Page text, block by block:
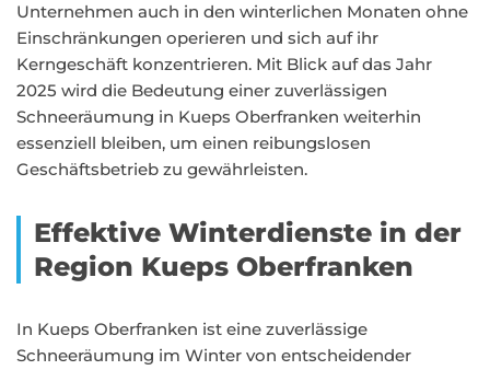
Unternehmen auch in den winterlichen Monaten ohne
Einschränkungen operieren und sich auf ihr
Kerngeschäft konzentrieren. Mit Blick auf das Jahr
2025 wird die Bedeutung einer zuverlässigen
Schneeräumung in Kueps Oberfranken weiterhin
essenziell bleiben, um einen reibungslosen
Geschäftsbetrieb zu gewährleisten.
Effektive Winterdienste in der
Region Kueps Oberfranken
In Kueps Oberfranken ist eine zuverlässige
Schneeräumung im Winter von entscheidender